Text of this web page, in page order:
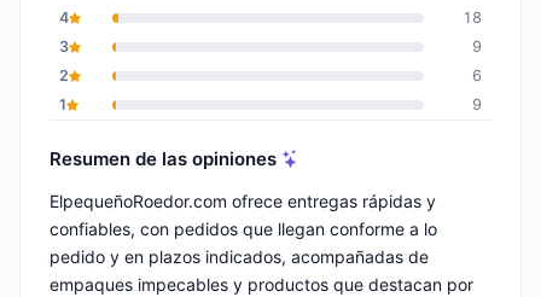
4
18
3
9
2
6
1
9
Resumen de las opiniones
ElpequeñoRoedor.com ofrece entregas rápidas y
confiables, con pedidos que llegan conforme a lo
pedido y en plazos indicados, acompañadas de
empaques impecables y productos que destacan por